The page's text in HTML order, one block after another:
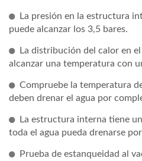
La presión en la estructura
puede alcanzar los 3,5 bares.
La distribución del calor en
alcanzar una temperatura con
Compruebe la temperatura
deben drenar el agua por
La estructura interna tiene
toda el agua pueda drenarse
Prueba de estanqueidad al